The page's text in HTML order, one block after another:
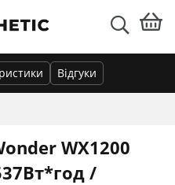
Відгуки
WX1200
/